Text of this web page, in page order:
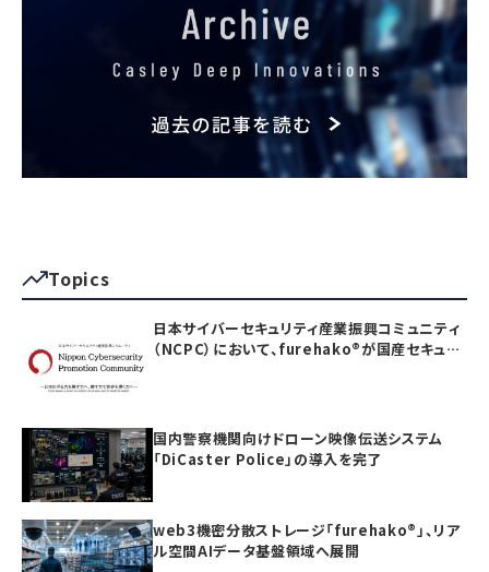
Topics
日本サイバーセキュリティ産業振興コミュニティ
（NCPC）において、furehako®が国産セキュリ
国内警察機関向けドローン映像伝送システム
「DiCaster Police」の導入を完了
web3機密分散ストレージ「furehako®」、リア
ル空間AIデータ基盤領域へ展開